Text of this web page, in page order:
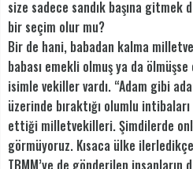
size sadece sandık başına gitmek
bir seçim olur mu?
Bir de hani, babadan kalma
babası emekli olmuş ya da
isimle vekiller vardı. “Adam gibi
üzerinde bıraktığı olumlu
ettiği milletvekilleri. Şimdilerde
görmüyoruz. Kısaca ülke
TBMM’ye de gönderilen